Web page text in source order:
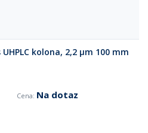
UHPLC kolona, 2,2 µm 100 mm
Na dotaz